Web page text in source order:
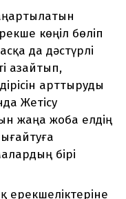
көңіл бөліп
да дәстүрлі
азайтып,
арттыруды
Жетісу
жаңа жоба елдің
бірі
ерекшеліктеріне